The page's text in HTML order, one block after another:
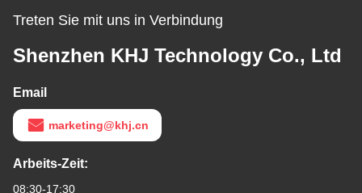
Treten Sie mit uns in Verbindung
Shenzhen KHJ Technology Co., Ltd
Email
marketing@khj.cn
Arbeits-Zeit:
08:30-17:30